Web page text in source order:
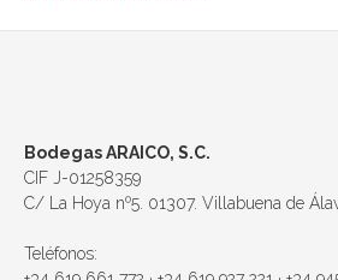
Bodegas ARAICO, S.C.
CIF J-01258359
C/ La Hoya nº5. 01307. Villabuena de
Teléfonos: